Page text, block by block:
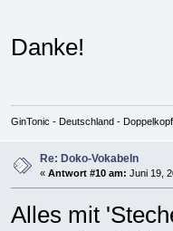
Danke!
GinTonic - Deutschland - Doppelkopf
Re: Doko-Vokabeln
« Antwort #10 am: Juni 19,
Alles mit